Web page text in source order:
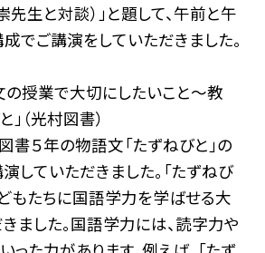
先生と対談）」と題して、午前と午
でご講演をしていただきました。
授業で大切にしたいこと～教
」（光村図書）
書５年の物語文「たずねびと」の
していただきました。「たずねび
もたちに国語学力を学ばせる大
ました。国語学力には、読字力や